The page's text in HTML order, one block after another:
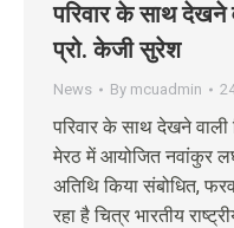
परिवार के साथ देखने
प्रो. केजी सुरेश
News By mcuadmin
परिवार के साथ देखने
मेरठ में आयोजित नवांकुर
अतिथि किया संबोधित,
रहा है चित्र भारतीय